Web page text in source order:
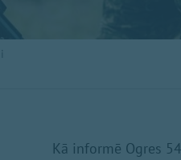
Kā informē Ogres